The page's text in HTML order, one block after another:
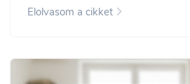
Elolvasom a cikket